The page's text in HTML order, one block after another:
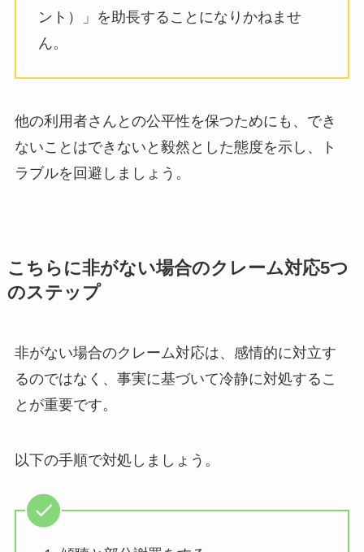
ント）」を助長することになりかねませ
ん。
他の利用者さんとの公平性を保つためにも、でき
ないことはできないと毅然とした態度を示し、ト
ラブルを回避しましょう。
こちらに非がない場合のクレーム対応5つ
のステップ
非がない場合のクレーム対応は、感情的に対立す
るのではなく、事実に基づいて冷静に対処するこ
とが重要です。
以下の手順で対処しましょう。